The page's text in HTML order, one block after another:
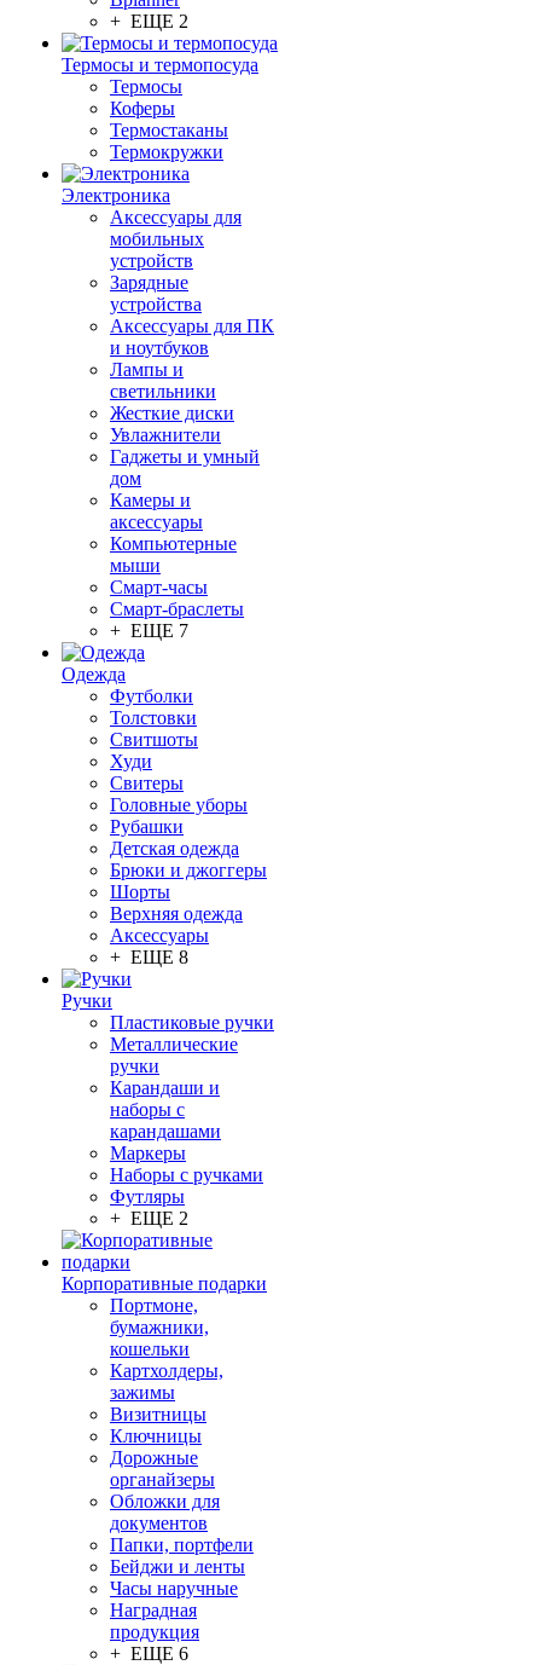
+ ЕЩЕ 2
Термосы и термопосуда
Термосы
Коферы
Термостаканы
Термокружки
Электроника
Аксессуары для
мобильных
устройств
Зарядные
устройства
Аксессуары для ПК
и ноутбуков
Лампы и
светильники
Жесткие диски
Увлажнители
Гаджеты и умный
дом
Камеры и
аксессуары
Компьютерные
мыши
Смарт-часы
Смарт-браслеты
+ ЕЩЕ 7
Одежда
Футболки
Толстовки
Свитшоты
Худи
Свитеры
Головные уборы
Рубашки
Детская одежда
Брюки и джоггеры
Шорты
Верхняя одежда
Аксессуары
+ ЕЩЕ 8
Ручки
Пластиковые ручки
Металлические
ручки
Карандаши и
наборы с
карандашами
Маркеры
Наборы с ручками
Футляры
+ ЕЩЕ 2
Корпоративные подарки
Портмоне,
бумажники,
кошельки
Картхолдеры,
зажимы
Визитницы
Ключницы
Дорожные
органайзеры
Обложки для
документов
Папки, портфели
Бейджи и ленты
Часы наручные
Наградная
продукция
+ ЕЩЕ 6